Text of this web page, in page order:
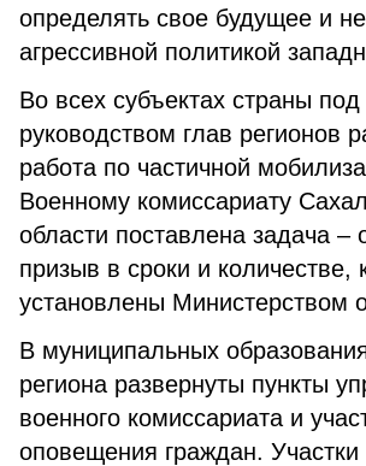
определять свое будущее и
агрессивной политикой
Во всех субъектах страны под
руководством глав регионов
работа по частичной
Военному комиссариату
области поставлена задача –
призыв в сроки и количестве,
установлены Министерством
В муниципальных
региона развернуты пункты
военного комиссариата и
оповещения граждан.